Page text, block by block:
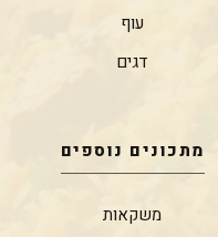
עוף
דגים
מתכונים נוספים
משקאות